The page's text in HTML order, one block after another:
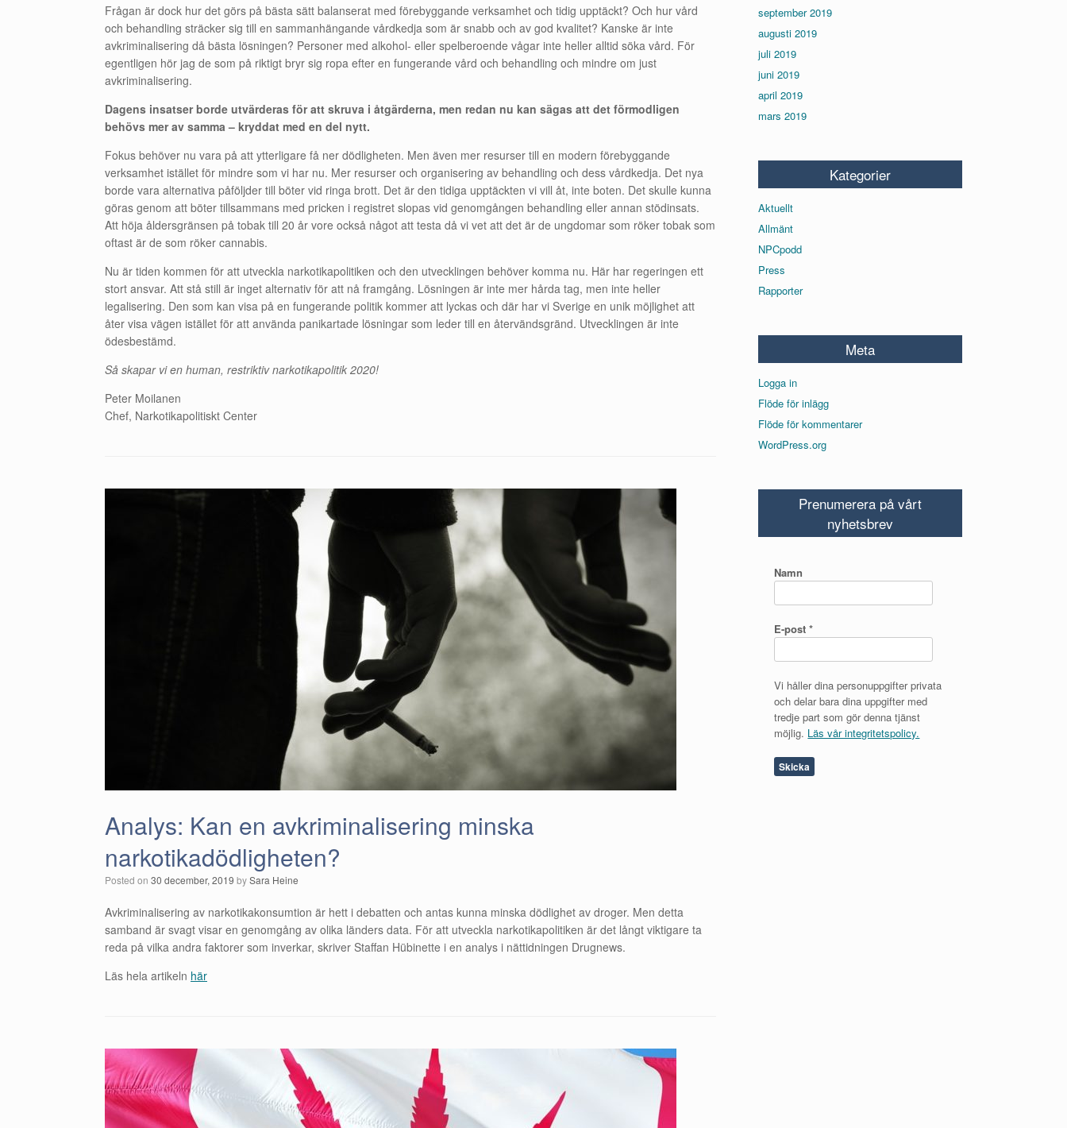
Frågan är dock hur det görs på bästa sätt balanserat med förebyggande verksamhet och tidig upptäckt? Och hur vård
och behandling sträcker sig till en sammanhängande vårdkedja som är snabb och av god kvalitet? Kanske är inte
avkriminalisering då bästa lösningen? Personer med alkohol- eller spelberoende vågar inte heller alltid söka vård. För
egentligen hör jag de som på riktigt bryr sig ropa efter en fungerande vård och behandling och mindre om just
avkriminalisering.
Dagens insatser borde utvärderas för att skruva i åtgärderna, men redan nu kan sägas att det förmodligen
behövs mer av samma – kryddat med en del nytt.
Fokus behöver nu vara på att ytterligare få ner dödligheten. Men även mer resurser till en modern förebyggande
verksamhet istället för mindre som vi har nu. Mer resurser och organisering av behandling och dess vårdkedja. Det nya
borde vara alternativa påföljder till böter vid ringa brott. Det är den tidiga upptäckten vi vill åt, inte boten. Det skulle kunna
göras genom att böter tillsammans med pricken i registret slopas vid genomgången behandling eller annan stödinsats.
Att höja åldersgränsen på tobak till 20 år vore också något att testa då vi vet att det är de ungdomar som röker tobak som
oftast är de som röker cannabis.
Nu är tiden kommen för att utveckla narkotikapolitiken och den utvecklingen behöver komma nu. Här har regeringen ett
stort ansvar. Att stå still är inget alternativ för att nå framgång. Lösningen är inte mer hårda tag, men inte heller
legalisering. Den som kan visa på en fungerande politik kommer att lyckas och där har vi Sverige en unik möjlighet att
åter visa vägen istället för att använda panikartade lösningar som leder till en återvändsgränd. Utvecklingen är inte
ödesbestämd.
Så skapar vi en human, restriktiv narkotikapolitik 2020!
Peter Moilanen
Chef, Narkotikapolitiskt Center
Analys: Kan en avkriminalisering minska
narkotikadödligheten?
Posted on 30 december, 2019 bySara Heine
Avkriminalisering av narkotikakonsumtion är hett i debatten och antas kunna minska dödlighet av droger. Men detta
samband är svagt visar en genomgång av olika länders data. För att utveckla narkotikapolitiken är det långt viktigare ta
reda på vilka andra faktorer som inverkar, skriver Staffan Hübinette i en analys i nättidningen Drugnews.
Läs hela artikeln här
september 2019
augusti 2019
juli 2019
juni 2019
april 2019
mars 2019
Kategorier
Aktuellt
Allmänt
NPCpodd
Press
Rapporter
Meta
Logga in
Flöde för inlägg
Flöde för kommentarer
WordPress.org
Prenumerera på vårt
nyhetsbrev
Namn
E-post*
Vi håller dina personuppgifter privata
och delar bara dina uppgifter med
tredje part som gör denna tjänst
möjlig. Läs vår integritetspolicy.